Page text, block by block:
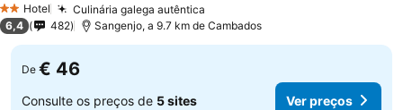
2 Estrelas
Hotel Culinária galega autêntica
6,4 482 Sangenjo, a 9.7 km de Cambados
De € 46
Consulte os preços de 5 sites Ver preços